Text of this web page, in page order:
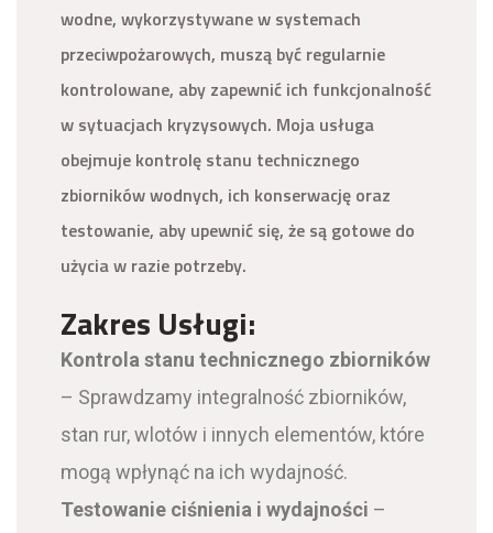
wodne, wykorzystywane w systemach
przeciwpożarowych, muszą być regularnie
kontrolowane, aby zapewnić ich funkcjonalność
w sytuacjach kryzysowych. Moja usługa
obejmuje kontrolę stanu technicznego
zbiorników wodnych, ich konserwację oraz
testowanie, aby upewnić się, że są gotowe do
użycia w razie potrzeby.
Zakres Usługi:
Kontrola stanu technicznego zbiorników
– Sprawdzamy integralność zbiorników,
stan rur, wlotów i innych elementów, które
mogą wpłynąć na ich wydajność.
Testowanie ciśnienia i wydajności –